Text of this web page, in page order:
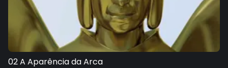
02 A Aparência da Arca